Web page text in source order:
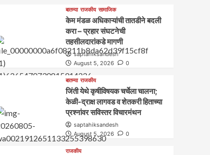
बातम्या राजकीय सामाजिक
केम मंडळ अधिकाऱ्यांची तातडीने बदली
करा – प्रहार संघटनेची
तहसीलदारांकडे मागणी
saptahiksandesh
August 5, 2026
0
बातम्या राजकीय
जिंती येथे कृषीविषयक चर्चेला चालना;
केळी-द्राक्ष लागवड व शेतकरी हिताच्या
प्रश्नांवर सविस्तर विचारमंथन
saptahiksandesh
August 5, 2026
0
राजकीय